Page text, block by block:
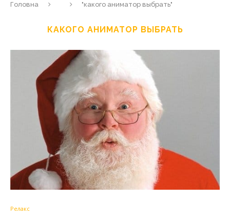
Головна "какого аниматор выбрать"
КАКОГО АНИМАТОР ВЫБРАТЬ
Релакс